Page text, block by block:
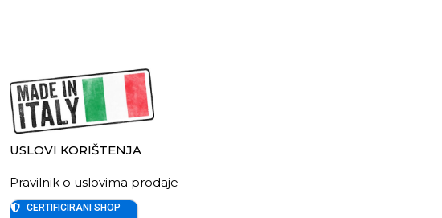
USLOVI KORIŠTENJA
Pravilnik o uslovima prodaje